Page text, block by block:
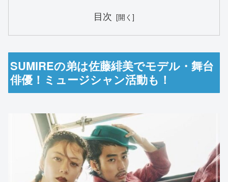
目次
SUMIREの弟は佐藤緋美でモデル・舞台
俳優！ミュージシャン活動も！